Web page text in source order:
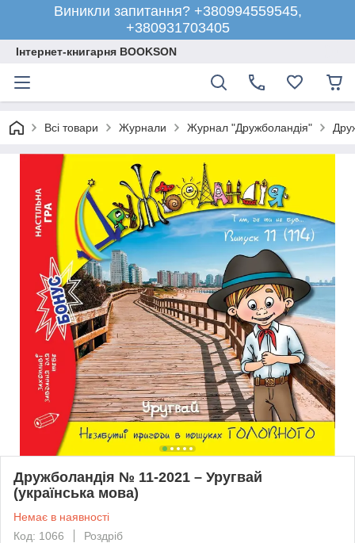
Виникли запитання? +380994559545,
+380931703405
Інтернет-книгарня BOOKSON
Всі товари Журнали Журнал "Дружболандія"
Дружболандія № 11-2021 – Уругвай
(українська мова)
Немає в наявності
Код: 1066
Роздріб